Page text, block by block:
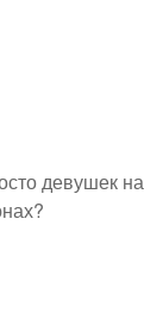
девушек на